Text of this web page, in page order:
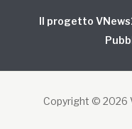
Il progetto
Copyright © 2026